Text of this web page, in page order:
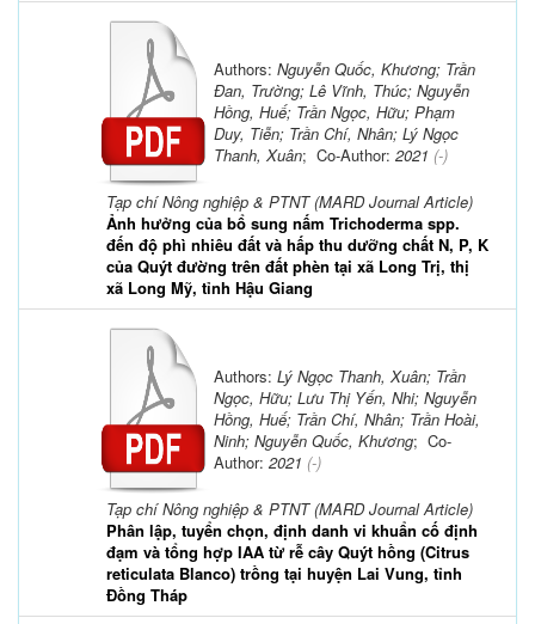
Tạp chí Nông nghiệp & PTNT (MARD Journal Article)
Ảnh hưởng của bổ sung nấm Trichoderma spp.
đến độ phì nhiêu đất và hấp thu dưỡng chất N, P, K
của Quýt đường trên đất phèn tại xã Long Trị, thị
xã Long Mỹ, tỉnh Hậu Giang
Authors: Nguyễn Quốc, Khương; Trần
Đan, Trường; Lê Vĩnh, Thúc; Nguyễn
Hồng, Huế; Trần Ngọc, Hữu; Phạm
Duy, Tiễn; Trần Chí, Nhân; Lý Ngọc
Thanh, Xuân; Co-Author: 2021 (-)
Tạp chí Nông nghiệp & PTNT (MARD Journal Article)
Phân lập, tuyển chọn, định danh vi khuẩn cố định
đạm và tổng hợp IAA từ rễ cây Quýt hồng (Citrus
reticulata Blanco) trồng tại huyện Lai Vung, tỉnh
Đồng Tháp
Authors: Lý Ngọc Thanh, Xuân; Trần
Ngọc, Hữu; Lưu Thị Yến, Nhi; Nguyễn
Hồng, Huế; Trần Chí, Nhân; Trần Hoài,
Ninh; Nguyễn Quốc, Khương; Co-
Author: 2021 (-)